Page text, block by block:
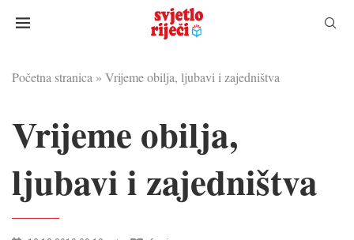
Početna stranica » Vrijeme obilja, ljubavi i zajedništva
Vrijeme obilja,
ljubavi i zajedništva